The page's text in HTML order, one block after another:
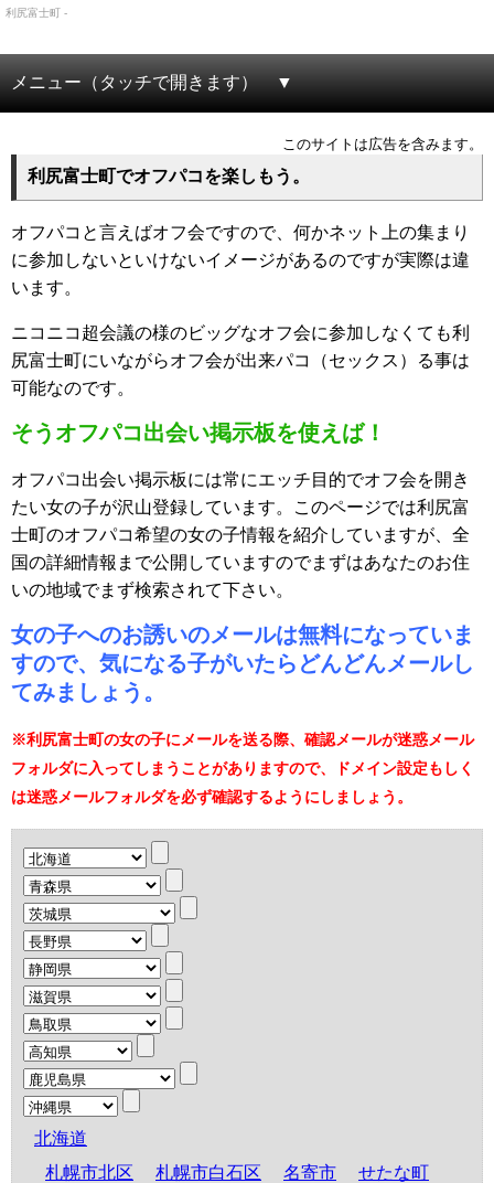
利尻富士町 -
メニュー（タッチで開きます）
このサイトは広告を含みます。
利尻富士町でオフパコを楽しもう。
オフパコと言えばオフ会ですので、何かネット上の集まり
に参加しないといけないイメージがあるのですが実際は違
います。
ニコニコ超会議の様のビッグなオフ会に参加しなくても利
尻富士町にいながらオフ会が出来パコ（セックス）る事は
可能なのです。
そうオフパコ出会い掲示板を使えば！
オフパコ出会い掲示板には常にエッチ目的でオフ会を開き
たい女の子が沢山登録しています。このページでは利尻富
士町のオフパコ希望の女の子情報を紹介していますが、全
国の詳細情報まで公開していますのでまずはあなたのお住
いの地域でまず検索されて下さい。
女の子へのお誘いのメールは無料になっていま
すので、気になる子がいたらどんどんメールし
てみましょう。
※利尻富士町の女の子にメールを送る際、確認メールが迷惑メール
フォルダに入ってしまうことがありますので、ドメイン設定もしく
は迷惑メールフォルダを必ず確認するようにしましょう。
北海道
札幌市北区
札幌市白石区 名寄市 せたな町